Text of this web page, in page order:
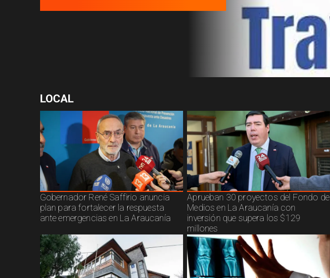
LOCAL
Gobernador René Saffirio anuncia
plan para fortalecer la respuesta
ante emergencias en La Araucanía
Aprueban 30 proyectos del Fondo de
Medios en La Araucanía con
inversión que supera los $129
millones